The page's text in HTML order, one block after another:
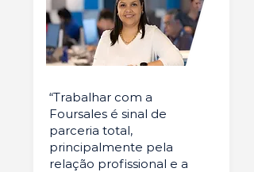
“Trabalhar com a
Foursales é sinal de
parceria total,
principalmente pela
relação profissional e a